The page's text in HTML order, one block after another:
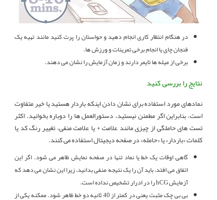
در هنگام انتظار کاری انجام دهید و حواستان را پرت کنید مانند تهیه یک
فنجان چای یا انجام برخی تمرینات و ورزش ها.
برخی از میله ها تایمر دارند و زمان آزمایش را نشان می دهند.
نتایج را بررسی کنید
نمادهای مورد استفاده برای نشان دادن اینکه باردار هستید یا خیر متفاوت
است، بنابراین اگر مطمئن نیستید، دستورالعمل ها را دوباره بخوانید. اکثر
تست های حاملگی از چیزی مانند علامت + یا علامت منفی، تغییر رنگ کد یا
کلمات «باردار» یا «حامله» در صفحه دیجیتال استفاده می کنند.
گاهی اوقات یک خط یا نماد تنها در صفحه نمایش ظاهر می شود. اگر این
اتفاق می افتد، باید آن را یک نتیجه منفی بدانید، زیرا این نشان می دهد که
آزمایش hCG را در ادرار تشخیص نداده است.
بی بی چک مثبت یعنی در کمتر از 40 ثانیه دو خط ظاهر شود. ممکنه یکی از